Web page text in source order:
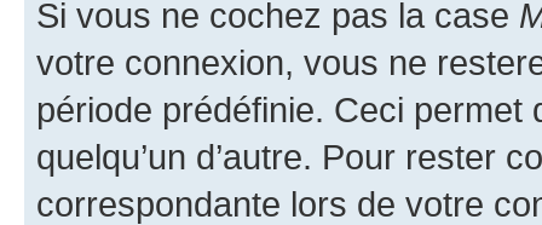
Si vous ne cochez pas la case
votre connexion, vous ne
période prédéfinie. Ceci permet
quelqu’un d’autre. Pour rester
correspondante lors de votre